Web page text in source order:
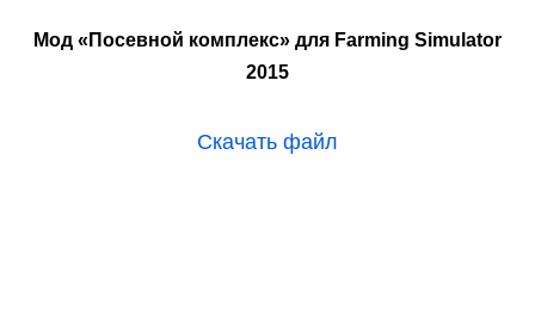
Мод «Посевной комплекс» для Farming Simulator
2015
Скачать файл